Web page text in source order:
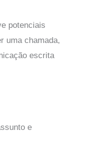
potenciais
uma chamada,
escrita
e